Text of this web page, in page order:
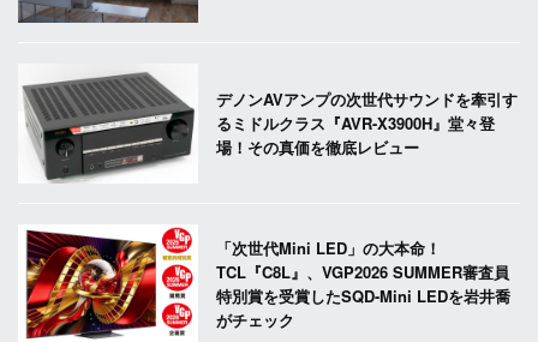
デノンAVアンプの次世代サウンドを牽引す
るミドルクラス『AVR-X3900H』堂々登
場！その真価を徹底レビュー
「次世代Mini LED」の大本命！
TCL『C8L』、VGP2026 SUMMER審査員
特別賞を受賞したSQD-Mini LEDを岩井喬
がチェック